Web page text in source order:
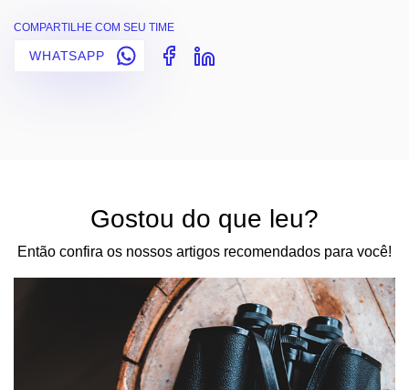
COMPARTILHE COM SEU TIME
WHATSAPP
Gostou do que leu?
Então confira os nossos artigos recomendados para você!